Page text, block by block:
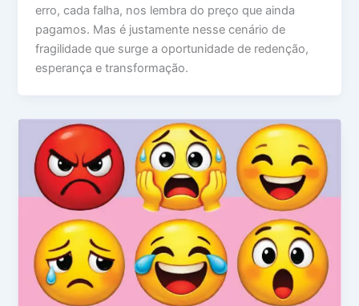
erro, cada falha, nos lembra do preço que ainda
pagamos. Mas é justamente nesse cenário de
fragilidade que surge a oportunidade de redenção,
esperança e transformação.